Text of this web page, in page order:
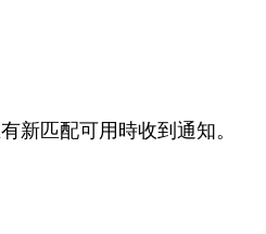
新匹配可用時收到通知。